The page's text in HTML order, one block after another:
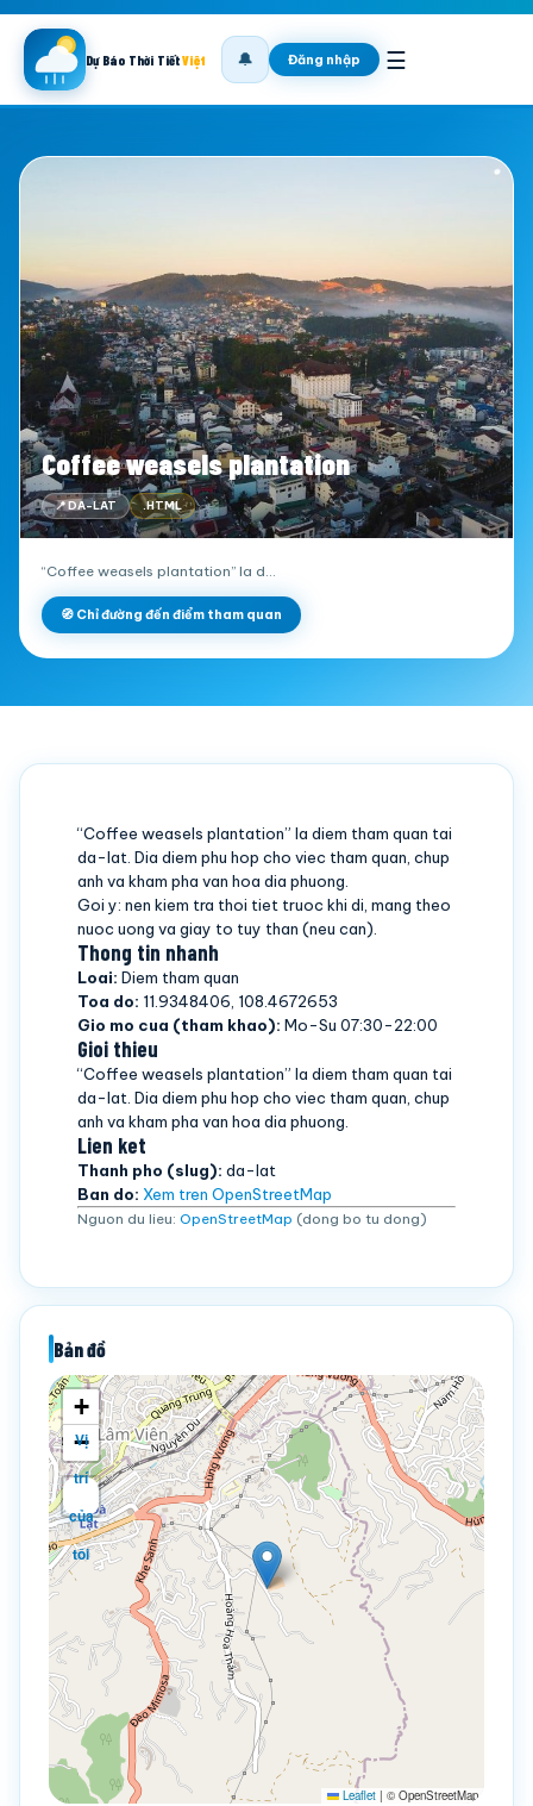
Dự Báo Thời TiếtViệt 🔔 Đăng nhập ☰
Coffee weasels plantation
📍 DA-LAT .HTML
“Coffee weasels plantation” la d…
🧭 Chỉ đường đến điểm tham quan
“Coffee weasels plantation” la diem tham quan tai
da-lat. Dia diem phu hop cho viec tham quan, chup
anh va kham pha van hoa dia phuong.
Goi y: nen kiem tra thoi tiet truoc khi di, mang theo
nuoc uong va giay to tuy than (neu can).
Thong tin nhanh
Loai: Diem tham quan
Toa do: 11.9348406, 108.4672653
Gio mo cua (tham khao): Mo-Su 07:30-22:00
Gioi thieu
“Coffee weasels plantation” la diem tham quan tai
da-lat. Dia diem phu hop cho viec tham quan, chup
anh va kham pha van hoa dia phuong.
Lien ket
Thanh pho (slug): da-lat
Ban do: Xem tren OpenStreetMap
Nguon du lieu: OpenStreetMap (dong bo tu dong)
Bản đồ
+
−
Vị
trí
của
tôi
Leaflet | © OpenStreetMap